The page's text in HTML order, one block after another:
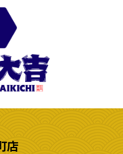
店